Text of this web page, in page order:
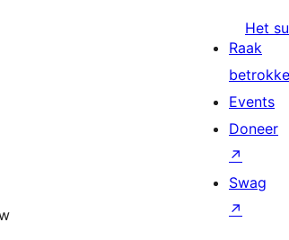
Het
Raak
Events
Doneer
↗
Swag
↗